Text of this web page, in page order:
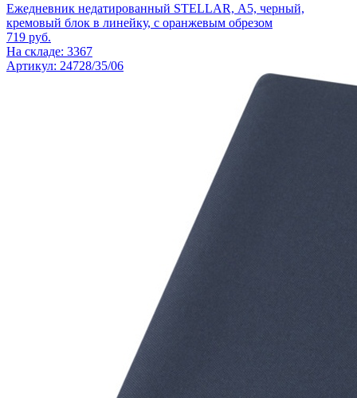
Ежедневник недатированный STELLAR, А5, черный,
кремовый блок в линейку, с оранжевым обрезом
719 руб.
На складе: 3367
Артикул: 24728/35/06